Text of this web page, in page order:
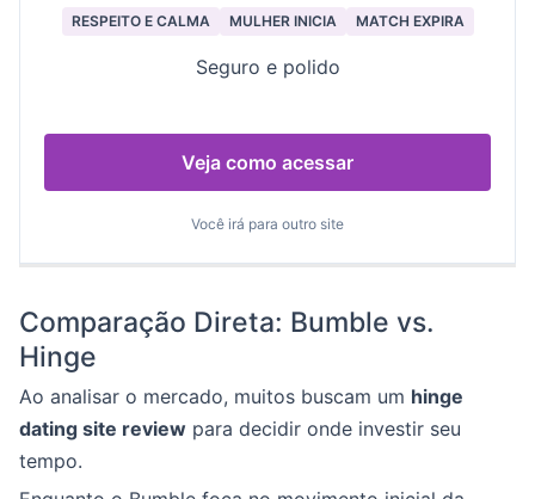
RESPEITO E CALMA MULHER INICIA MATCH EXPIRA
Seguro e polido
Veja como acessar
Você irá para outro site
Comparação Direta: Bumble vs.
Hinge
Ao analisar o mercado, muitos buscam um hinge
dating site review para decidir onde investir seu
tempo.